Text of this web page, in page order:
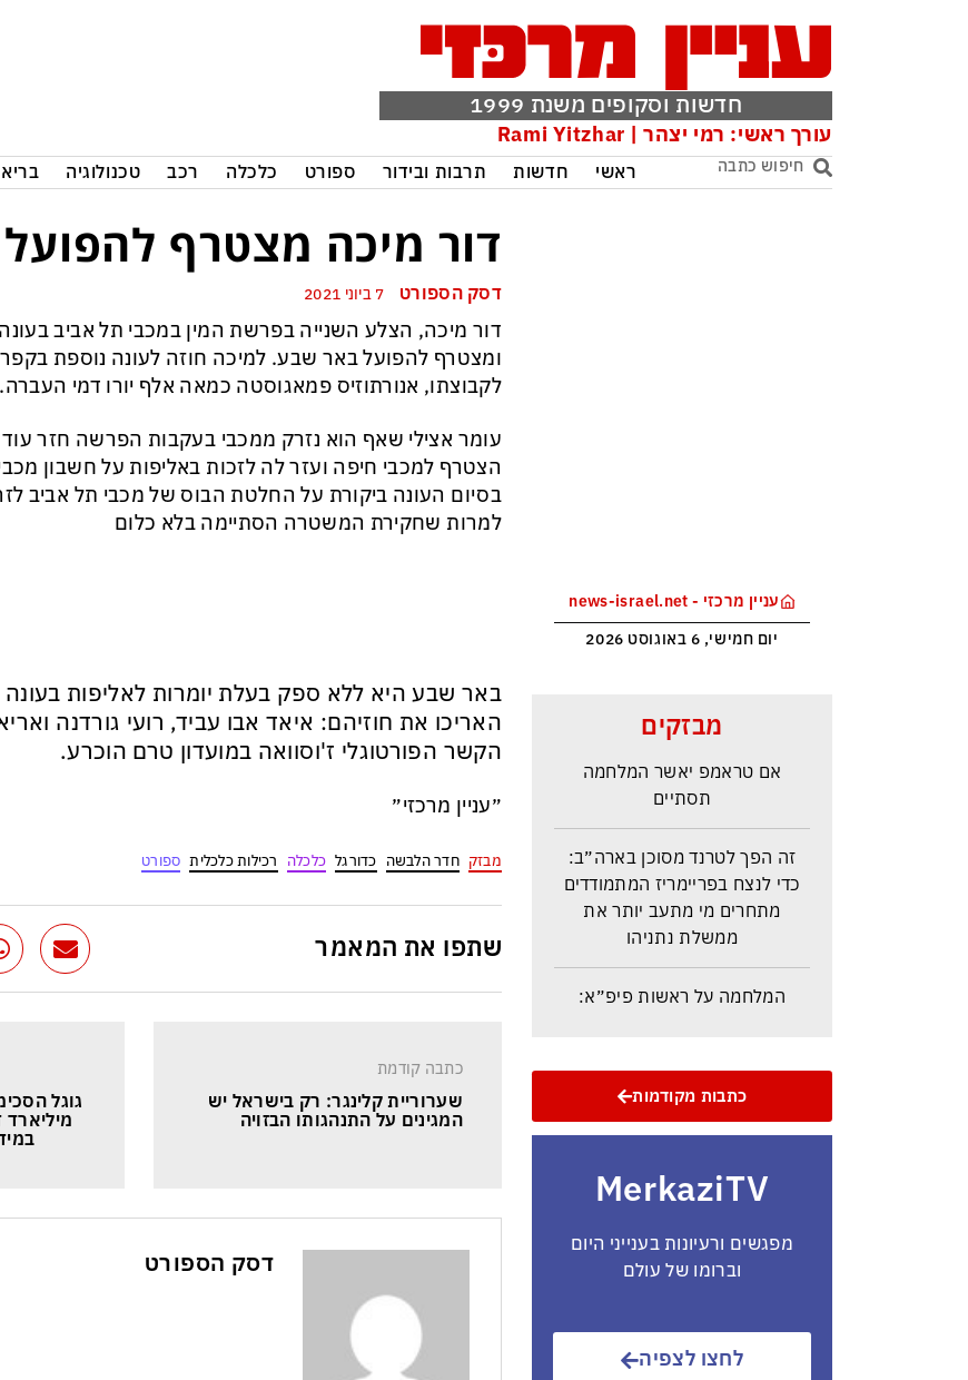
חדשות וסקופים משנת 1999
עורך ראשי: רמי יצהר | Rami Yitzhar
ראשי חדשות תרבות ובידור ספורט כלכלה רכב טכנולוגיה
עניין מרכזי - news-israel.net
יום חמישי, 6 באוגוסט 2026
מבזקים
תפעול משותף של מצר הורמוז –
אם טראמפ יאשר המלחמה
תסתיים
זה הפך לטרנד מסוכן בארה״ב:
כדי לנצח בפריימריז המתמודדים
מתחרים מי מתעב יותר את
ממשלת נתניהו
המלחמה על ראשות פיפ״א:
הישראלי
מי היה מאמין שבאר שבע תנצח
הגדולות בכוננות אדומה
כתבות מקודמות
MerkaziTV
מפגשים ורעיונות בענייני היום
וברומו של עולם
לחצו לצפיה
דור מיכה מצטרף
דסק הספורט
דור מיכה, הצלע השנייה בפרשת המין במכבי תל אביב
ומצטרף להפועל באר שבע. למיכה חוזה לעונה נוספת
לקבוצתו, אנורתוזיס פמאגוסטה כמאה אלף יורו דמי העברה.
עומר אצילי שאף הוא נזרק ממכבי בעקבות הפרשה חזר
הצטרף למכבי חיפה ועזר לה לזכות באליפות על חשבון
בסיום העונה ביקורת על החלטת הבוס של מכבי תל אביב
למרות שחקירת המשטרה הסתיימה בלא כלום
באר שבע היא ללא ספק בעלת יומרות לאליפות
האריכו את חוזיהם: איאד אבו עביד, רועי גורדנה
הקשר הפורטוגלי ז'וסוואה במועדון טרם הוכרע.
״עניין מרכזי״
מבזק חדר הלבשה כדורגל כלכלה רכילות כלכלית ספורט
שתפו את המאמר
כתבה קודמת
שערוריית קלינגר: רק בישראל יש
המגינים על התנהגותו הבזויה
גוגל
דסק הספורט